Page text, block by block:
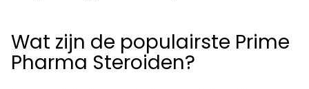
Wat zijn de populairste Prime
Pharma Steroiden?